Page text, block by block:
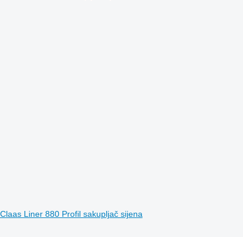
Claas Liner 880 Profil sakupljač sijena